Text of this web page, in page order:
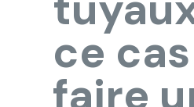
ce
faire